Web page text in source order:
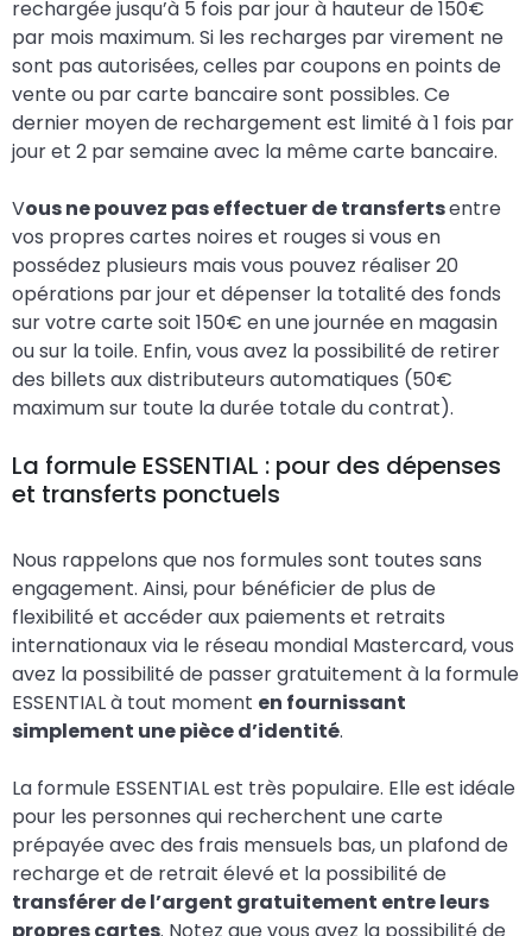
rechargée jusqu’à 5 fois par jour à hauteur de 150€
par mois maximum. Si les recharges par virement ne
sont pas autorisées, celles par coupons en points de
vente ou par carte bancaire sont possibles. Ce
dernier moyen de rechargement est limité à 1 fois par
jour et 2 par semaine avec la même carte bancaire.
Vous ne pouvez pas effectuer de transfertsentre
vos propres cartes noires et rouges si vous en
possédez plusieurs mais vous pouvez réaliser 20
opérations par jour et dépenser la totalité des fonds
sur votre carte soit 150€ en une journée en magasin
ou sur la toile. Enfin, vous avez la possibilité de retirer
des billets aux distributeurs automatiques (50€
maximum sur toute la durée totale du contrat).
La formule ESSENTIAL : pour des dépenses
et transferts ponctuels
Nous rappelons que nos formules sont toutes sans
engagement. Ainsi, pour bénéficier de plus de
flexibilité et accéder aux paiements et retraits
internationaux via le réseau mondial Mastercard, vous
avez la possibilité de passer gratuitement à la formule
ESSENTIAL à tout moment en fournissant
simplement une pièce d’identité.
La formule ESSENTIAL est très populaire. Elle est idéale
pour les personnes qui recherchent une carte
prépayée avec des frais mensuels bas, un plafond de
recharge et de retrait élevé et la possibilité de
transférer de l’argent gratuitement entre leurs